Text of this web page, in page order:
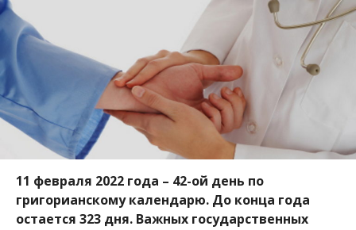
11 февраля 2022 года – 42-ой день по
григорианскому календарю. До конца года
остается 323 дня. Важных государственных